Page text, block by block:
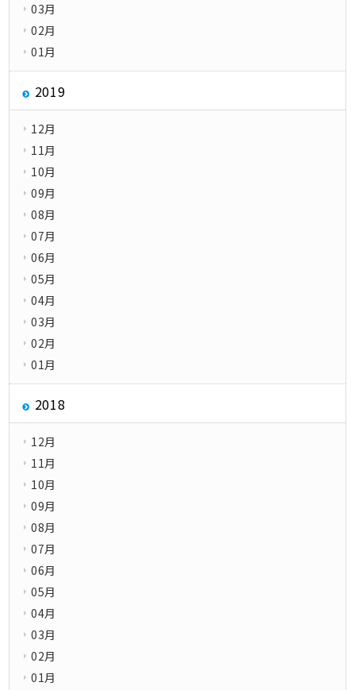
03月
02月
01月
2019
12月
11月
10月
09月
08月
07月
06月
05月
04月
03月
02月
01月
2018
12月
11月
10月
09月
08月
07月
06月
05月
04月
03月
02月
01月